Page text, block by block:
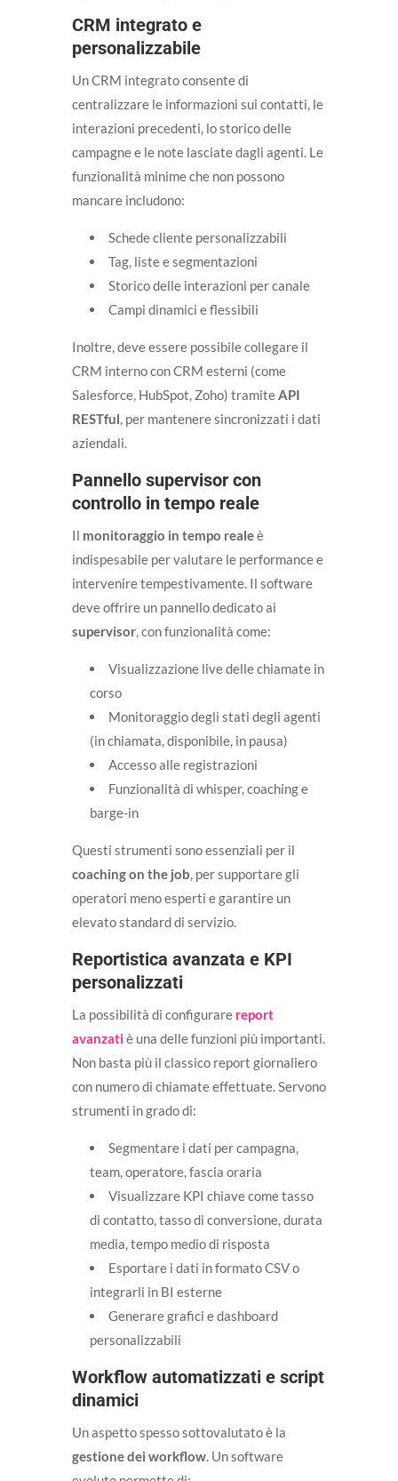
CRM integrato e
personalizzabile
Un CRM integrato consente di
centralizzare le informazioni sui contatti, le
interazioni precedenti, lo storico delle
campagne e le note lasciate dagli agenti. Le
funzionalità minime che non possono
mancare includono:
Schede cliente personalizzabili
Tag, liste e segmentazioni
Storico delle interazioni per canale
Campi dinamici e flessibili
Inoltre, deve essere possibile collegare il
CRM interno con CRM esterni (come
Salesforce, HubSpot, Zoho) tramiteAPI
RESTful, per mantenere sincronizzati i dati
aziendali.
Pannello supervisor con
controllo in tempo reale
Il monitoraggio in tempo realeè
indispesabile per valutare le performance e
intervenire tempestivamente. Il software
deve offrire un pannello dedicato ai
supervisor, con funzionalità come:
Visualizzazione live delle chiamate in
corso
Monitoraggio degli stati degli agenti
(in chiamata, disponibile, in pausa)
Accesso alle registrazioni
Funzionalità di whisper, coaching e
barge-in
Questi strumenti sono essenziali per il
coaching on the job, per supportare gli
operatori meno esperti e garantire un
elevato standard di servizio.
Reportistica avanzata e KPI
personalizzati
La possibilità di configurare report
avanzatiè una delle funzioni più importanti.
Non basta più il classico report giornaliero
con numero di chiamate effettuate. Servono
strumenti in grado di:
Segmentare i dati per campagna,
team, operatore, fascia oraria
Visualizzare KPI chiave come tasso
di contatto, tasso di conversione, durata
media, tempo medio di risposta
Esportare i dati in formato CSV o
integrarli in BI esterne
Generare grafici e dashboard
personalizzabili
Workflow automatizzati e script
dinamici
Un aspetto spesso sottovalutato è la
gestione dei workflow. Un software